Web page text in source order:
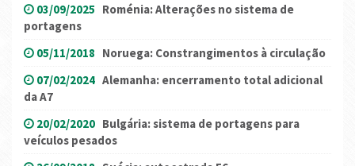
03/09/2025 Roménia: Alterações no sistema de
portagens
05/11/2018 Noruega: Constrangimentos à circulação
07/02/2024 Alemanha: encerramento total adicional
da A7
20/02/2020 Bulgária: sistema de portagens para
veículos pesados